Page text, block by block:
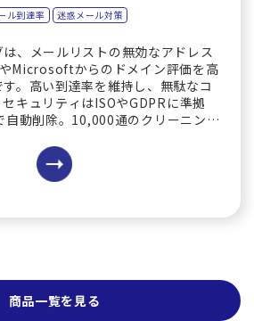
ル到達率 迷惑メール対策
、メールリストの無効なアドレス
Microsoftからのドメイン評価を高
。高い到達率を維持し、無駄なコ
キュリティはISOやGDPRに準拠
自動削除。10,000通のクリーニング
商品一覧を見る